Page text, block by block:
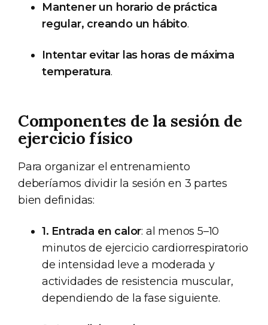
Mantener un horario de práctica
regular, creando un hábito.
Intentar evitar las horas de máxima
temperatura.
Componentes de la sesión de
ejercicio físico
Para organizar el entrenamiento
deberíamos dividir la sesión en 3 partes
bien definidas:
1. Entrada en calor: al menos 5–10
minutos de ejercicio cardiorrespiratorio
de intensidad leve a moderada y
actividades de resistencia muscular,
dependiendo de la fase siguiente.